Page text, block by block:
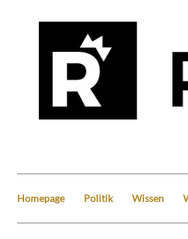
Homepage Politik Wissen